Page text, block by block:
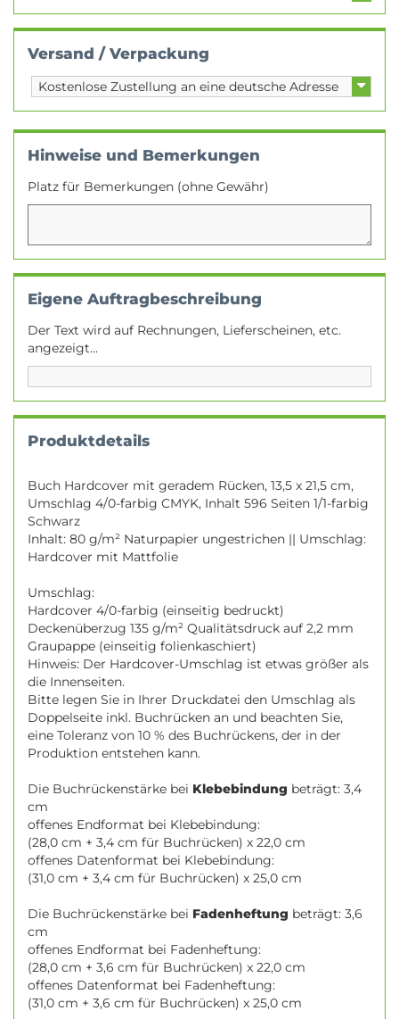
Versand / Verpackung
Hinweise und Bemerkungen
Platz für Bemerkungen (ohne Gewähr)
Eigene Auftragbeschreibung
Der Text wird auf Rechnungen, Lieferscheinen, etc.
angezeigt...
Produktdetails
Buch Hardcover mit geradem Rücken, 13,5 x 21,5 cm,
Umschlag 4/0-farbig CMYK, Inhalt 596 Seiten 1/1-farbig
Schwarz
Inhalt: 80 g/m² Naturpapier ungestrichen || Umschlag:
Hardcover mit Mattfolie
Umschlag:
Hardcover 4/0-farbig (einseitig bedruckt)
Deckenüberzug 135 g/m² Qualitätsdruck auf 2,2 mm
Graupappe (einseitig folienkaschiert)
Hinweis: Der Hardcover-Umschlag ist etwas größer als
die Innenseiten.
Bitte legen Sie in Ihrer Druckdatei den Umschlag als
Doppelseite inkl. Buchrücken an und beachten Sie,
eine Toleranz von 10 % des Buchrückens, der in der
Produktion entstehen kann.
Die Buchrückenstärke bei Klebebindung beträgt: 3,4
cm
offenes Endformat bei Klebebindung:
(28,0 cm + 3,4 cm für Buchrücken) x 22,0 cm
offenes Datenformat bei Klebebindung:
(31,0 cm + 3,4 cm für Buchrücken) x 25,0 cm
Die Buchrückenstärke bei Fadenheftung beträgt: 3,6
cm
offenes Endformat bei Fadenheftung:
(28,0 cm + 3,6 cm für Buchrücken) x 22,0 cm
offenes Datenformat bei Fadenheftung:
(31,0 cm + 3,6 cm für Buchrücken) x 25,0 cm